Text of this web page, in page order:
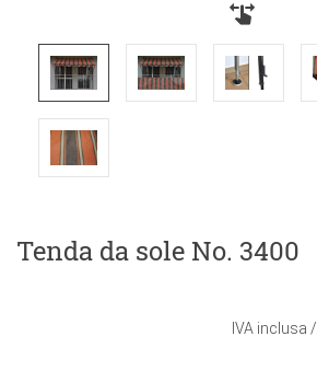
Tenda da sole No. 3400
IVA inclusa /